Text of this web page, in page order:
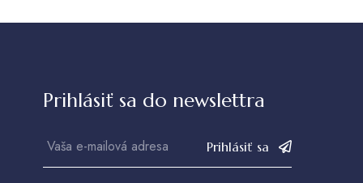
Prihlásiť sa do newslettra
Prihlásiť sa